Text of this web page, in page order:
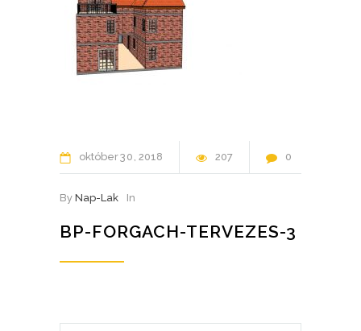
október30 2018 207 0
By Nap-Lak In
BP-FORGACH-TERVEZES-3